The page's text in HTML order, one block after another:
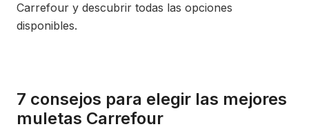
Carrefour y descubrir todas las opciones
disponibles.
7 consejos para elegir las mejores
muletas Carrefour